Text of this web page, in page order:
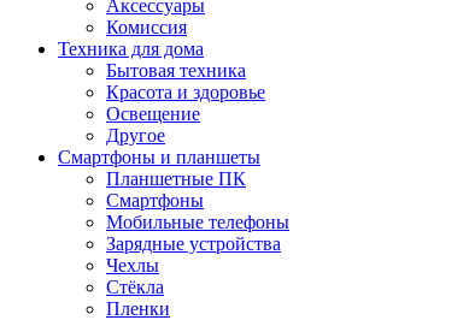
Аксессуары
Комиссия
Техника для дома
Бытовая техника
Красота и здоровье
Освещение
Другое
Смартфоны и планшеты
Планшетные ПК
Смартфоны
Мобильные телефоны
Зарядные устройства
Чехлы
Стёкла
Пленки